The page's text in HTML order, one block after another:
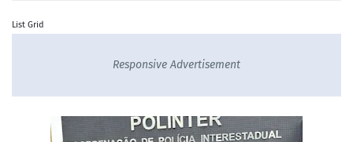
List Grid
Responsive Advertisement